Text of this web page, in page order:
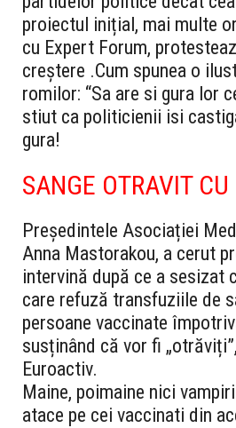
proiectul inițial, mai multe
cu Expert Forum,
creștere .Cum spunea o
romilor: “Sa are si gura lor
stiut ca politicienii isi
gura!
SANGE OTRAVIT CU
Președintele Asociației
Anna Mastorakou, a cerut
intervină după ce a sesizat
care refuză transfuziile de
persoane vaccinate
susținând că vor fi
Euroactiv.
Maine, poimaine nici
atace pe cei vaccinati din